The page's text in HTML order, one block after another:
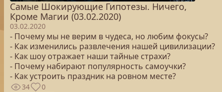
Самые Шокирующие Гипотезы. Ничего,
Кроме Магии (03.02.2020)
03.02.2020
- Почему мы не верим в чудеса, но любим фокусы?
- Как изменились развлечения нашей цивилизации?
- Как шоу отражает наши тайные страхи?
- Почему набирают популярность самоучки?
- Как устроить праздник на ровном месте?
34 0